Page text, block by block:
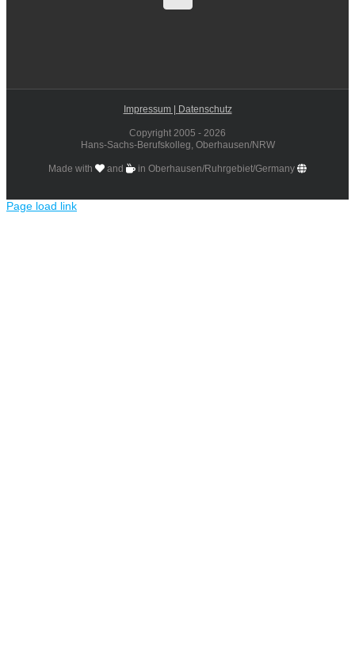
Impressum | Datenschutz
Copyright 2005 - 2026
Hans-Sachs-Berufskolleg, Oberhausen/NRW
Made with and in Oberhausen/Ruhrgebiet/Germany
Page load link